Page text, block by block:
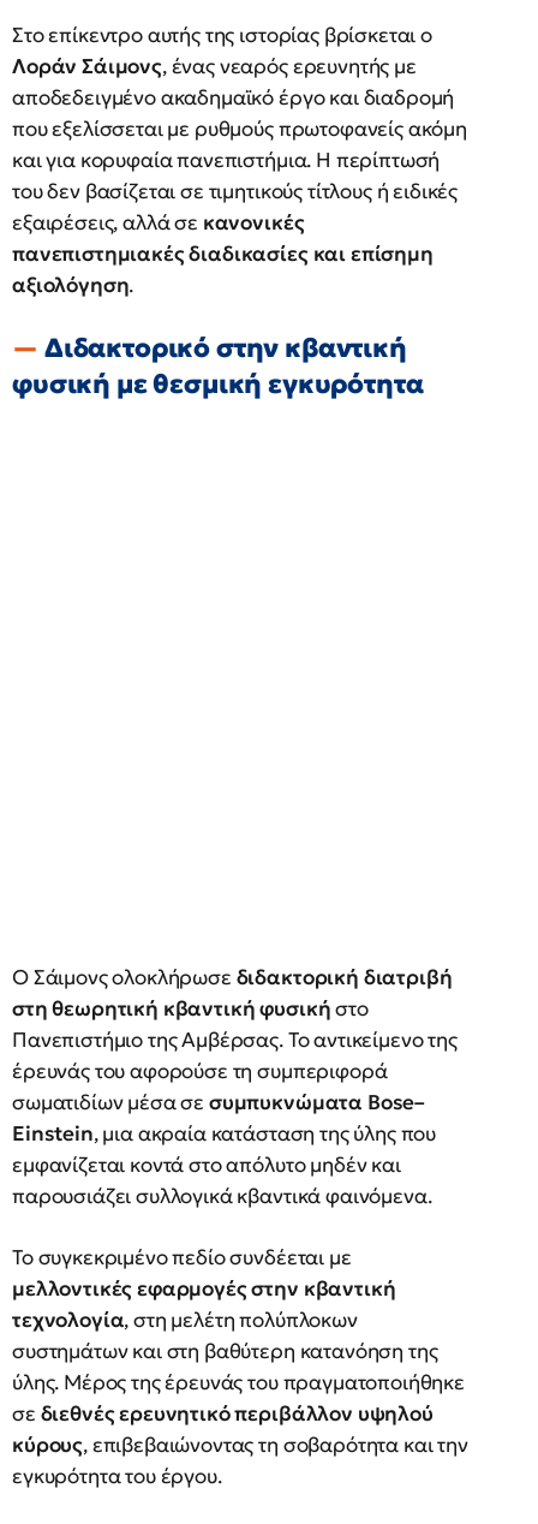
Στο επίκεντρο αυτής της ιστορίας βρίσκεται ο
Λοράν Σάιμονς, ένας νεαρός ερευνητής με
αποδεδειγμένο ακαδημαϊκό έργο και διαδρομή
που εξελίσσεται με ρυθμούς πρωτοφανείς ακόμη
και για κορυφαία πανεπιστήμια. Η περίπτωσή
του δεν βασίζεται σε τιμητικούς τίτλους ή ειδικές
εξαιρέσεις, αλλά σε κανονικές
πανεπιστημιακές διαδικασίες και επίσημη
αξιολόγηση.
Διδακτορικό στην κβαντική
φυσική με θεσμική εγκυρότητα
Ο Σάιμονς ολοκλήρωσε διδακτορική διατριβή
στη θεωρητική κβαντική φυσικήστο
Πανεπιστήμιο της Αμβέρσας. Το αντικείμενο της
έρευνάς του αφορούσε τη συμπεριφορά
σωματιδίων μέσα σε συμπυκνώματα Bose–
Einstein, μια ακραία κατάσταση της ύλης που
εμφανίζεται κοντά στο απόλυτο μηδέν και
παρουσιάζει συλλογικά κβαντικά φαινόμενα.
Το συγκεκριμένο πεδίο συνδέεται με
μελλοντικές εφαρμογές στην κβαντική
τεχνολογία, στη μελέτη πολύπλοκων
συστημάτων και στη βαθύτερη κατανόηση της
ύλης. Μέρος της έρευνάς του πραγματοποιήθηκε
σε διεθνές ερευνητικό περιβάλλον υψηλού
κύρους, επιβεβαιώνοντας τη σοβαρότητα και την
εγκυρότητα του έργου.